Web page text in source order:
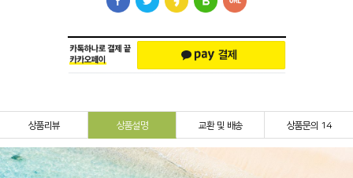
상품리뷰 상품설명 교환 및 배송 상품문의 14